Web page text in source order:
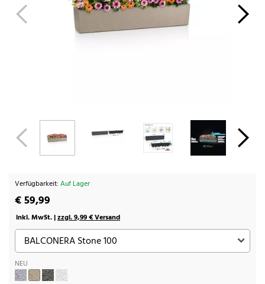
Verfügbarkeit: Auf Lager
€ 59,99
inkl. MwSt. |zzgl. 9,99 € Versand
NEU